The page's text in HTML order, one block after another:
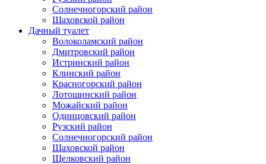
Солнечногорский район
Шаховской район
Дачный туалет
Волоколамский район
Дмитровский район
Истринский район
Клинский район
Красногорский район
Лотошинский район
Можайский район
Одинцовский район
Рузский район
Солнечногорский район
Шаховской район
Щелковский район